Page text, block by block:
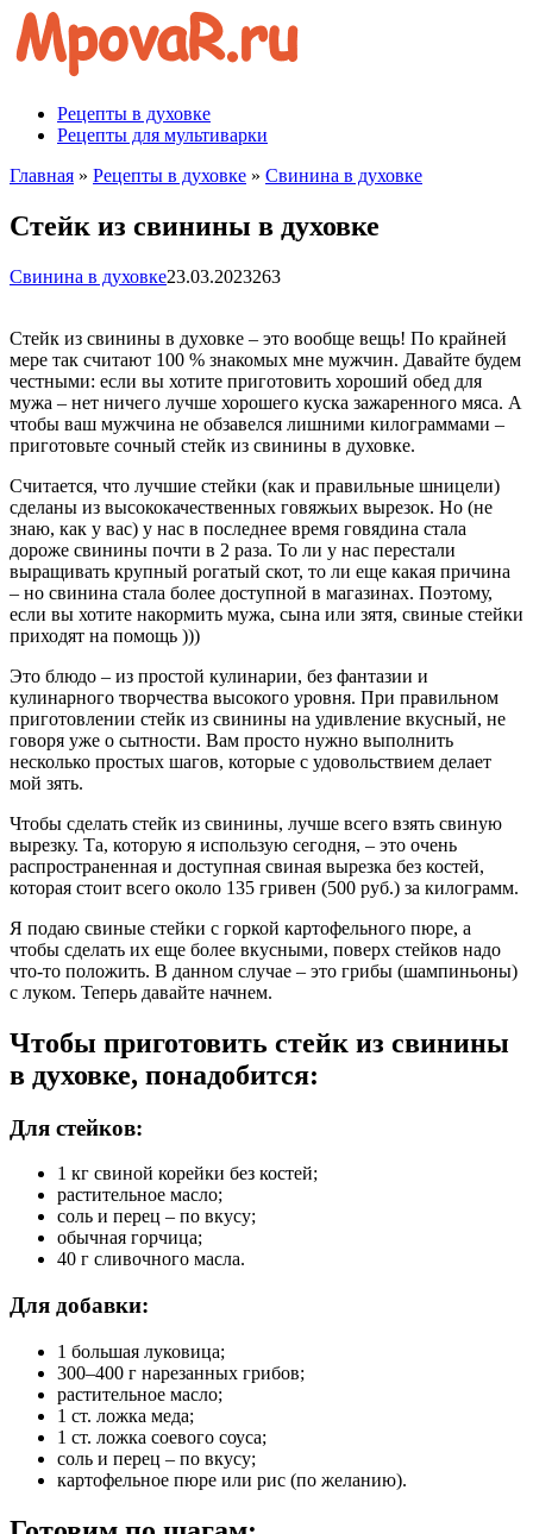
Перейти
контенту
Рецепты в духовке
Рецепты для мультиварки
Главная » Рецепты в духовке » Свинина в духовке
Стейк из свинины в духовке
Свинина в духовке23.03.2023263
Стейк из свинины в духовке – это вообще вещь! По крайней
мере так считают 100 % знакомых мне мужчин. Давайте будем
честными: если вы хотите приготовить хороший обед для
мужа – нет ничего лучше хорошего куска зажаренного мяса. А
чтобы ваш мужчина не обзавелся лишними килограммами –
приготовьте сочный стейк из свинины в духовке.
Считается, что лучшие стейки (как и правильные шницели)
сделаны из высококачественных говяжьих вырезок. Но (не
знаю, как у вас) у нас в последнее время говядина стала
дороже свинины почти в 2 раза. То ли у нас перестали
выращивать крупный рогатый скот, то ли еще какая причина
– но свинина стала более доступной в магазинах. Поэтому,
если вы хотите накормить мужа, сына или зятя, свиные стейки
приходят на помощь )))
Это блюдо – из простой кулинарии, без фантазии и
кулинарного творчества высокого уровня. При правильном
приготовлении стейк из свинины на удивление вкусный, не
говоря уже о сытности. Вам просто нужно выполнить
несколько простых шагов, которые с удовольствием делает
мой зять.
Чтобы сделать стейк из свинины, лучше всего взять свиную
вырезку. Та, которую я использую сегодня, – это очень
распространенная и доступная свиная вырезка без костей,
которая стоит всего около 135 гривен (500 руб.) за килограмм.
Я подаю свиные стейки с горкой картофельного пюре, а
чтобы сделать их еще более вкусными, поверх стейков надо
что-то положить. В данном случае – это грибы (шампиньоны)
с луком. Теперь давайте начнем.
Чтобы приготовить стейк из свинины
в духовке, понадобится:
Для стейков:
1 кг свиной корейки без костей;
растительное масло;
соль и перец – по вкусу;
обычная горчица;
40 г сливочного масла.
Для добавки:
1 большая луковица;
300–400 г нарезанных грибов;
растительное масло;
1 ст. ложка меда;
1 ст. ложка соевого соуса;
соль и перец – по вкусу;
картофельное пюре или рис (по желанию).